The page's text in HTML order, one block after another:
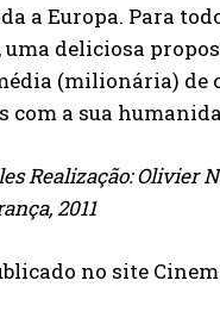
a Europa. Para
deliciosa
(milionária)
com a sua
Realização: Olivier
2011
no site